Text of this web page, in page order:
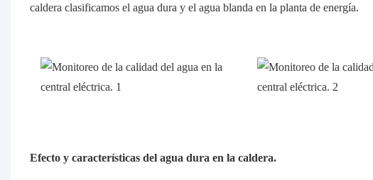
caldera clasificamos el agua dura y el agua blanda en la planta de energía.
Efecto y características del agua dura en la caldera.